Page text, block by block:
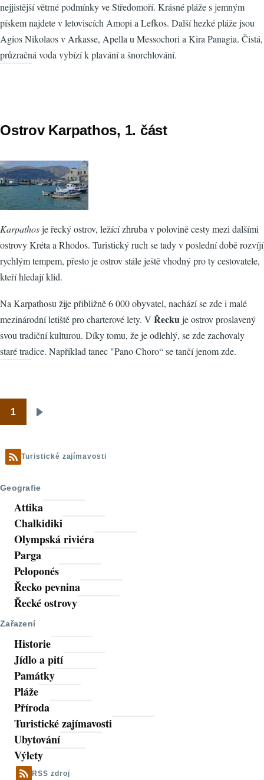
nejjistější větrné podmínky ve Středomoří. Krásné pláže s jemným
pískem najdete v letoviscích Amopi a Lefkos. Další hezké pláže jsou
Agios Nikolaos v Arkasse, Apella u Messochori a Kira Panagia. Čistá,
průzračná voda vybízí k plavání a šnorchlování.
Ostrov Karpathos, 1. část
Karpathosje řecký ostrov, ležící zhruba v polovině cesty mezi dalšími
ostrovy Kréta a Rhodos. Turistický ruch se tady v poslední době rozvíjí
rychlým tempem, přesto je ostrov stále ještě vhodný pro ty cestovatele,
kteří hledají klid.
Na Karpathosu žije přibližně 6 000 obyvatel, nachází se zde i malé
mezinárodní letiště pro charterové lety. V Řeckuje ostrov proslavený
svou tradiční kulturou. Díky tomu, že je odlehlý, se zde zachovaly
staré tradice. Například tanec "Pano Choro“ se tančí jenom zde.
Pagination
1
Turistické zajímavosti
Geografie
Attika
Chalkidiki
Olympská riviéra
Parga
Peloponés
Řecko pevnina
Řecké ostrovy
Zařazení
Historie
Jídlo a pití
Památky
Pláže
Příroda
Turistické zajímavosti
Ubytování
Výlety
RSS zdroj